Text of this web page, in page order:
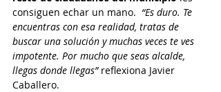
consiguen echar un mano. “Es duro. Te
encuentras con esa realidad, tratas de
buscar una solución y muchas veces te ves
impotente. Por mucho que seas alcalde,
llegas donde llegas” reflexiona Javier
Caballero.